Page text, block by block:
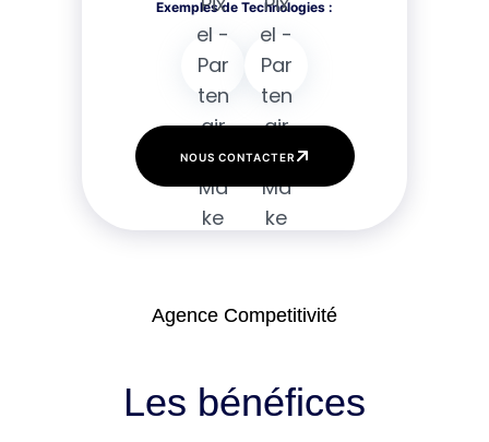
NOUS CONTACTER
Agence Competitivité
Les bénéfices